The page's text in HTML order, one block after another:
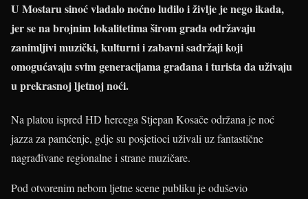
U Mostaru sinoć vladalo noćno ludilo i življe je nego ikada,
jer se na brojnim lokalitetima širom grada održavaju
zanimljivi muzički, kulturni i zabavni sadržaji koji
omogućavaju svim generacijama građana i turista da uživaju
u prekrasnoj ljetnoj noći.
Na platou ispred HD hercega Stjepan Kosače održana je noć
jazza za pamćenje, gdje su posjetioci uživali uz fantastične
nagrađivane regionalne i strane muzičare.
Pod otvorenim nebom ljetne scene publiku je oduševio